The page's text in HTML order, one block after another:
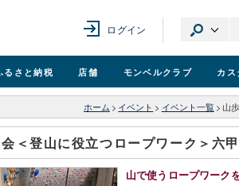
ログイン
るさと納税 店舗 モンベルクラブ カス
ホーム > イベント > イベント一覧 > 山
＜登山に役立つロープワーク＞六
山で使うロープワーク